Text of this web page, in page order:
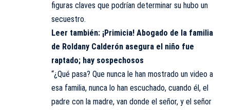
figuras claves que podrían determinar su hubo un
secuestro.
Leer también: ¡Primicia! Abogado de la familia
de Roldany Calderón asegura el niño fue
raptado; hay sospechosos
“¿Qué pasa? Que nunca le han mostrado un video a
esa familia, nunca lo han escuchado, cuando él, el
padre con la madre, van donde el señor, y el señor